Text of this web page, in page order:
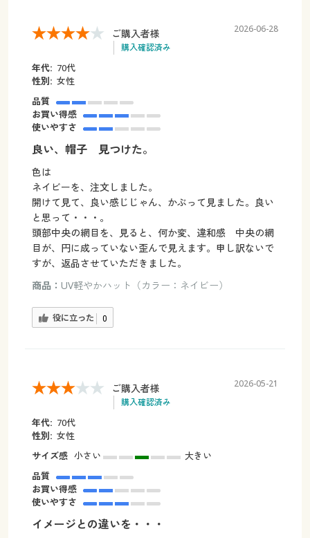
ご購入者様
購入確認済み
2026-06-28
年代: 70代
性別: 女性
品質
お買い得感
使いやすさ
良い、帽子 見つけた。
色は
ネイビーを、注文しました。
開けて見て、良い感じじゃん、かぶって見ました。良い
と思って・・・。
頭部中央の網目を、見ると、何か変、違和感 中央の網
目が、円に成っていない歪んで見えます。申し訳ないで
すが、返品させていただきました。
商品： UV軽やかハット（カラー：ネイビー）
役に立った 0
ご購入者様
購入確認済み
2026-05-21
年代: 70代
性別: 女性
サイズ感 小さい
大きい
品質
お買い得感
使いやすさ
イメージとの違いを・・・